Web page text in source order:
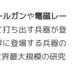
ルガンや電磁レー
打ち出す兵器が登
登場する兵器の
最大規模の研究